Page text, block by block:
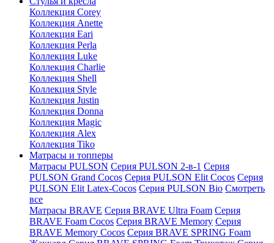
Коллекция Corey
Коллекция Anette
Коллекция Eari
Коллекция Perla
Коллекция Luke
Коллекция Charlie
Коллекция Shell
Коллекция Style
Коллекция Justin
Коллекция Donna
Коллекция Magic
Коллекция Alex
Коллекция Tiko
Матрасы и топперы
Матрасы PULSON Серия PULSON 2-в-1 Серия
PULSON Grand Cocos Серия PULSON Elit Cocos Серия
PULSON Elit Latex-Cocos Серия PULSON Bio Смотреть
все
Матрасы BRAVE Серия BRAVE Ultra Foam Серия
BRAVE Foam Cocos Серия BRAVE Memory Серия
BRAVE Memory Cocos Серия BRAVE SPRING Foam